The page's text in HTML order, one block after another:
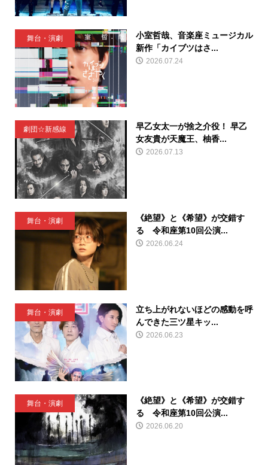
舞台・演劇
小室哲哉、音楽座ミュージカル
新作「カイブツはさ...
2026.07.24
劇団☆新感線
早乙女太一が捨之介役！ 早乙
女友貴が天魔王、柚香...
2026.07.13
舞台・演劇
《絶望》と《希望》が交錯す
る 令和座第10回公演...
2026.06.24
舞台・演劇
立ち上がれないほどの感動を呼
んできた三ツ星キッ...
2026.06.23
舞台・演劇
《絶望》と《希望》が交錯す
る 令和座第10回公演...
2026.06.20